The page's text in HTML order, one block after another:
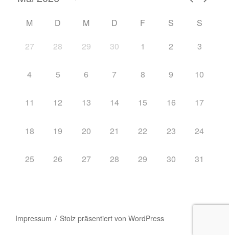
M D M D F S
S
27
28 29 30 1 2 3
4 5 6 7 8 9 10
11 12 13 14 15 16 17
18 19 20 21 22 23 24
25 26 27 28 29 30 31
Impressum Stolz präsentiert von WordPress